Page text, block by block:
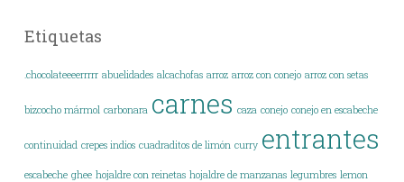
Etiquetas
.chocolateeeerrrrr abuelidades alcachofas arroz arroz con conejo arroz con setas
bizcocho mármol carbonara carnes caza conejo conejo en escabeche
continuidad crepes indios cuadraditos de limón curry entrantes
escabeche ghee hojaldre con reinetas hojaldre de manzanas legumbres lemon